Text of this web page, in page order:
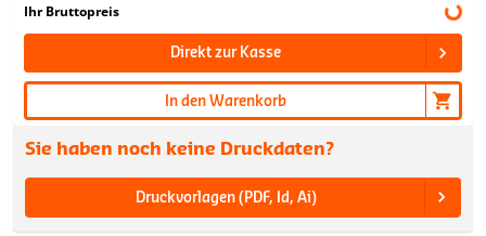
Ihr Bruttopreis
Direkt zur Kasse
In den Warenkorb
Sie haben noch keine Druckdaten?
Druckvorlagen (PDF, Id, Ai)